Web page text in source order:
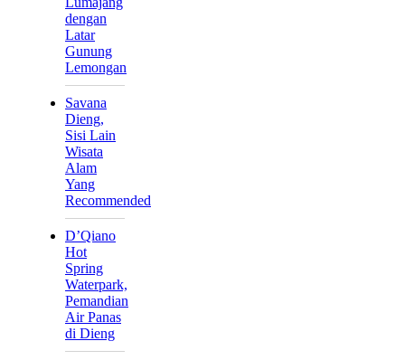
dengan
Latar
Gunung
Lemongan
Savana
Dieng,
Sisi Lain
Wisata
Alam
Yang
Recommended
D’Qiano
Hot
Spring
Waterpark,
Pemandian
Air Panas
di Dieng